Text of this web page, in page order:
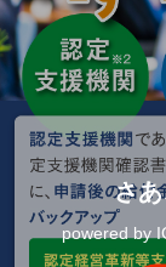
さ
powered by